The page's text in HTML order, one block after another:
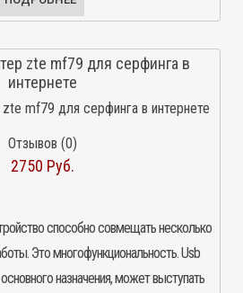
zte mf79 для серфинга в
интернете
Отзывов (0)
2750 Руб.
способно совмещать несколько
Это многофункциональность. Usb
назначения, может выступать